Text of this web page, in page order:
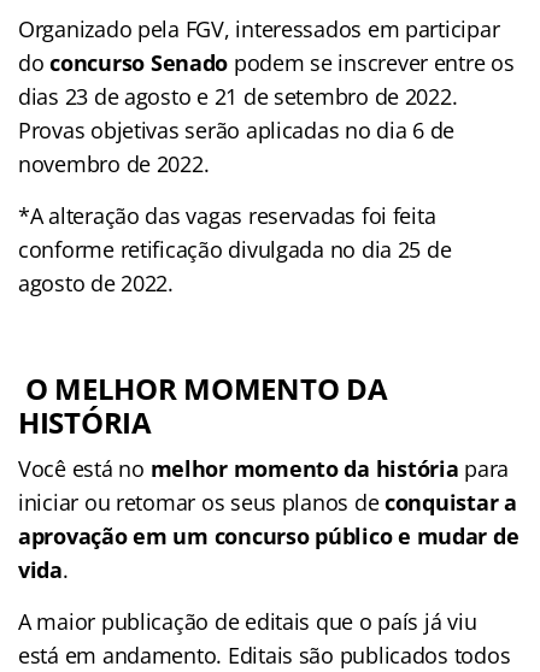
Organizado pela FGV, interessados em participar
doconcurso Senado podem se inscrever entre os
dias 23 de agosto e 21 de setembro de 2022.
Provas objetivas serão aplicadas no dia 6 de
novembro de 2022.
*A alteração das vagas reservadas foi feita
conforme retificação divulgada no dia 25 de
agosto de 2022.
O MELHOR MOMENTO DA
HISTÓRIA
Você está no melhor momento da história para
iniciar ou retomar os seus planos deconquistar a
aprovação em um concurso público e mudar de
vida.
A maior publicação de editais que o país já viu
está em andamento. Editais são publicados todos